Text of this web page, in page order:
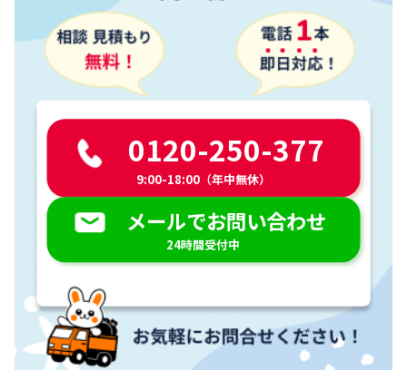
0120-250-377
9:00-18:00（年中無休）
メールでお問い合わせ
24時間受付中